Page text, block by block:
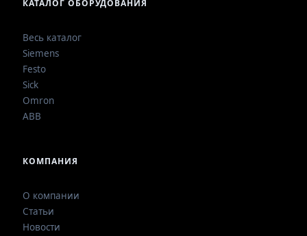
КАТАЛОГ ОБОРУДОВАНИЯ
Весь каталог
Siemens
Festo
Sick
Omron
ABB
КОМПАНИЯ
О компании
Статьи
Новости